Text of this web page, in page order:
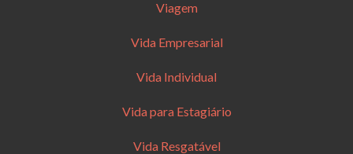
Viagem
Vida Empresarial
Vida Individual
Vida para Estagiário
Vida Resgatável